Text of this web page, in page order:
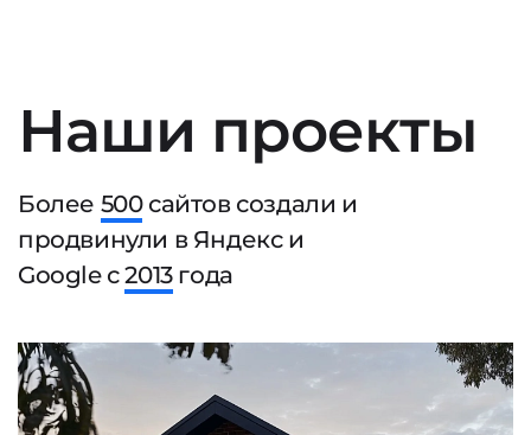
Наши проекты
Более 500сайтов создали и
продвинули в Яндекс и
Google с2013года